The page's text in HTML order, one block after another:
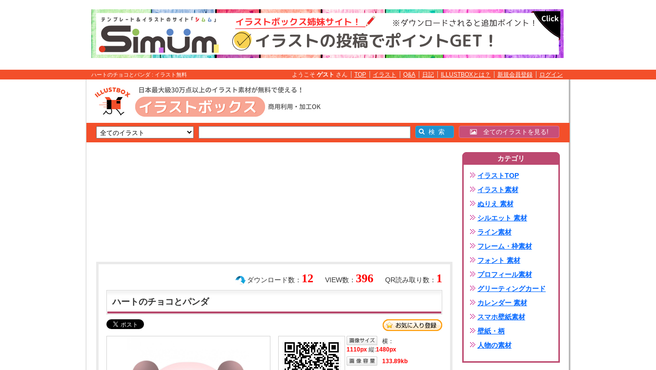
ハートのチョコとパンダ : イラスト無料 ようこそ ゲスト さん TOP イラスト Q&A 日記 ILLUSTBOXとは？ 新規会員登録 ログイン
全てのイラストを見る!
QR読み取り数： 1
VIEW数： 396
ダウンロード数： 12
ハートのチョコとパンダ
横：
1110px 縦:1480px
133.89kb
カテゴリ
イラストTOP
イラスト素材
ぬりえ 素材
シルエット 素材
ライン素材
フレーム・枠素材
フォント 素材
プロフィール素材
グリーティングカード
カレンダー 素材
スマホ壁紙素材
壁紙・柄
人物の素材